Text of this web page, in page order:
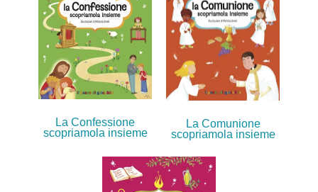
La Confessione
scopriamola insieme
La Comunione
scopriamola insieme